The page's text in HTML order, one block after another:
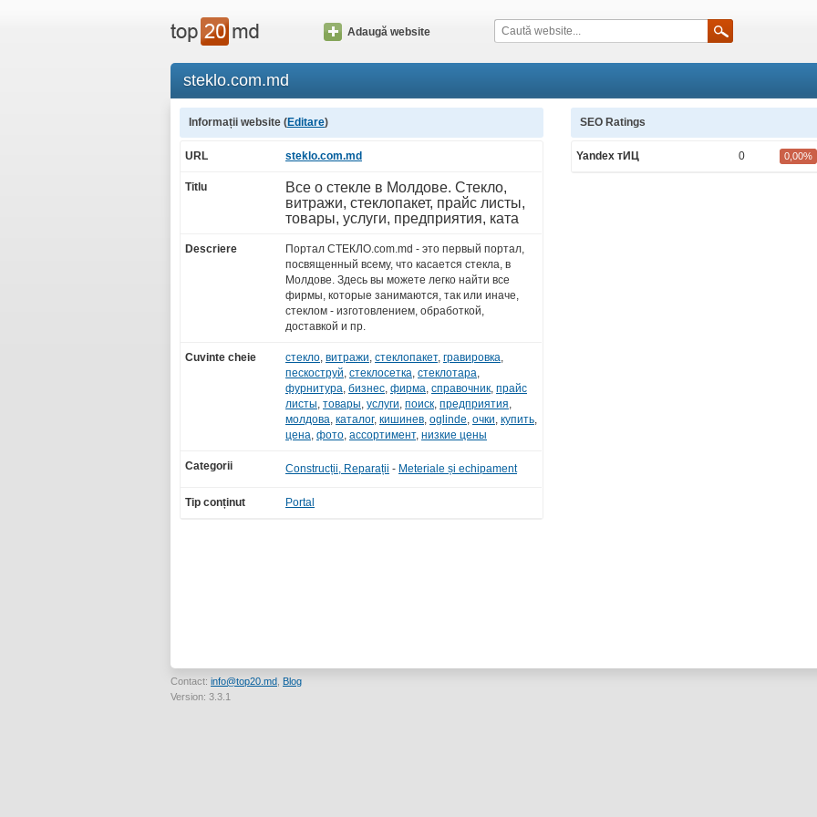
Adaugă website
steklo.com.md
Informații website (Editare)
URL steklo.com.md
Titlu
Все о стекле в Молдове. Стекло,
витражи, стеклопакет, прайс листы,
товары, услуги, предприятия, ката
Descriere
Портал СТЕКЛО.com.md - это первый портал,
посвященный всему, что касается стекла, в
Молдове. Здесь вы можете легко найти все
фирмы, которые занимаются, так или иначе,
стеклом - изготовлением, обработкой,
доставкой и пр.
Cuvinte cheie стекло, витражи, стеклопакет, гравировка,
пескоструй, стеклосетка, стеклотара,
фурнитура, бизнес, фирма, справочник, прайс
листы, товары, услуги, поиск, предприятия,
молдова, каталог, кишинев, oglinde, очки, купить,
цена, фото, ассортимент, низкие цены
Categorii Construcții, Reparații - Meteriale și echipament
Tip conținut Portal
SEO Ratings
Yandex тИЦ 0 0,00%
Contact: info@top20.md Blog
Version: 3.3.1